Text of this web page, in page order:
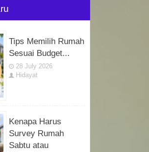
Tips Memilih Rumah
Sesuai Budget...
28 July 2026
Hidayat
Kenapa Harus
Survey Rumah
Sabtu atau